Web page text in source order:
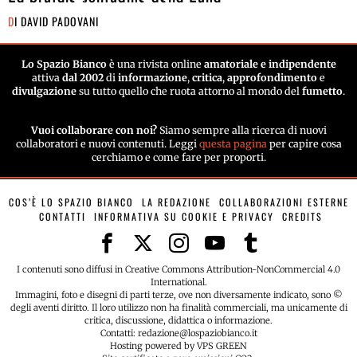
DI DAVID PADOVANI
Lo Spazio Biancoè una rivista online amatoriale e indipendente
attiva dal 2002 di informazione, critica, approfondimento e
divulgazione su tutto quello che ruota attorno al mondo del fumetto.
Vuoi collaborare con noi? Siamo sempre alla ricerca di nuovi
collaboratori e nuovi contenuti. Leggi questa pagina per capire cosa
cerchiamo e come fare per proporti.
COS’È LO SPAZIO BIANCO LA REDAZIONE
COLLABORAZIONI ESTERNE
CONTATTI
INFORMATIVA SU COOKIE E PRIVACY CREDITS
I contenuti sono diffusi in Creative Commons Attribution-NonCommercial 4.0
International.
Immagini, foto e disegni di parti terze, ove non diversamente indicato, sono ©
degli aventi diritto. Il loro utilizzo non ha finalità commerciali, ma unicamente di
critica, discussione, didattica o informazione.
Contatti: redazione@lospaziobianco.it
Hosting powered by VPS GREEN